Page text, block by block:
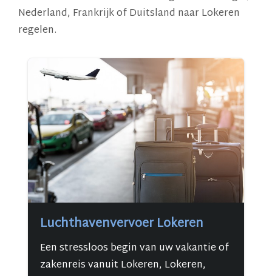
Nederland, Frankrijk of Duitsland naar Lokeren
regelen.
Luchthavenvervoer Lokeren
Een stressloos begin van uw vakantie of
zakenreis vanuit Lokeren, Lokeren,